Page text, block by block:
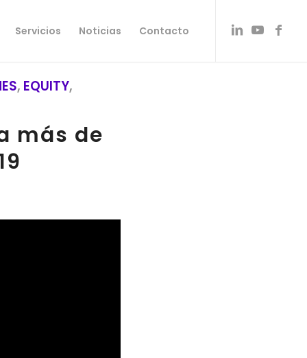
Servicios Noticias Contacto
, EQUITY,
más de